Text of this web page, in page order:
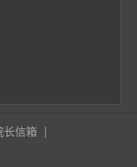
长信箱 |